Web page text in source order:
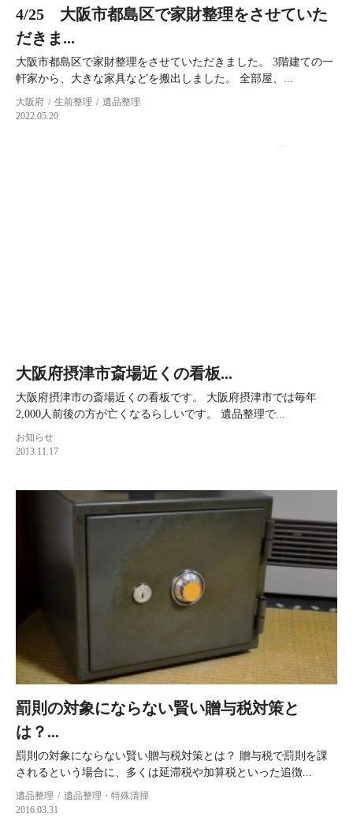
4/25 大阪市都島区で家財整理をさせていた
だきま...
大阪市都島区で家財整理をさせていただきました。 3階建ての一
軒家から、大きな家具などを搬出しました。 全部屋、...
大阪府 生前整理
遺品整理
2022.05.20
大阪府摂津市斎場近くの看板...
大阪府摂津市の斎場近くの看板です。 大阪府摂津市では毎年
2,000人前後の方が亡くなるらしいです。 遺品整理で...
お知らせ
2013.11.17
罰則の対象にならない賢い贈与税対策と
は？...
罰則の対象にならない賢い贈与税対策とは？ 贈与税で罰則を課
されるという場合に、多くは延滞税や加算税といった追徴...
遺品整理
遺品整理・特殊清掃
2016.03.31